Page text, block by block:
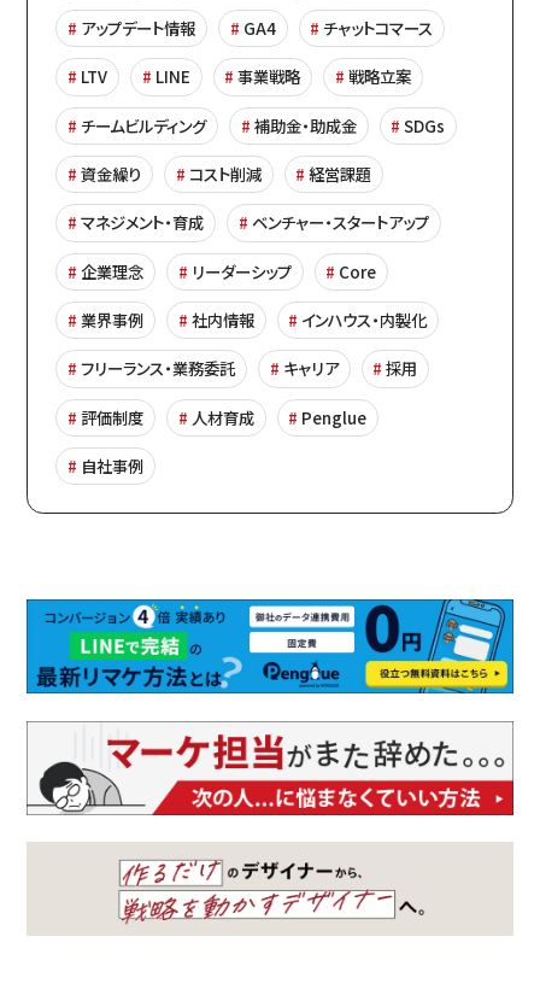
アップデート情報 GA4 チャットコマース
LTV LINE 事業戦略 戦略立案
チームビルディング 補助金・助成金 SDGs
資金繰り コスト削減 経営課題
マネジメント・育成 ベンチャー・スタートアップ
企業理念 リーダーシップ Core
業界事例 社内情報 インハウス・内製化
フリーランス・業務委託 キャリア 採用
評価制度 人材育成 Penglue
自社事例